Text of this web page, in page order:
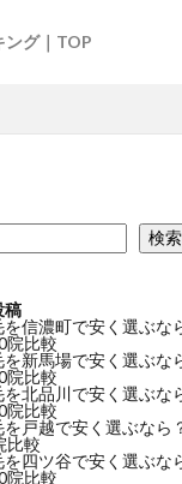
ング｜TOP
検索
稿
を信濃町で安く選ぶな
院比較
を新馬場で安く選ぶな
院比較
を北品川で安く選ぶな
院比較
戸越で安く選ぶなら
比較
を四ツ谷で安く選ぶな
院比較